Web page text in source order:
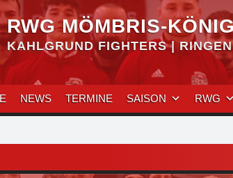
RWG MÖMBRIS-
KAHLGRUND FIGHTERS | RINGEN
NEWS TERMINE SAISON RWG